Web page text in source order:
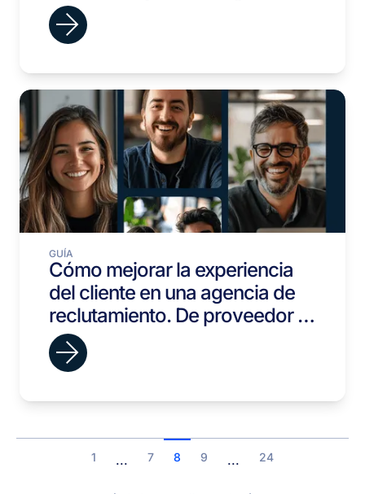
GUÍA
Cómo mejorar la experiencia
del cliente en una agencia de
reclutamiento. De proveedor a
socio estratégico.
1 ... 7 8 9 ... 24